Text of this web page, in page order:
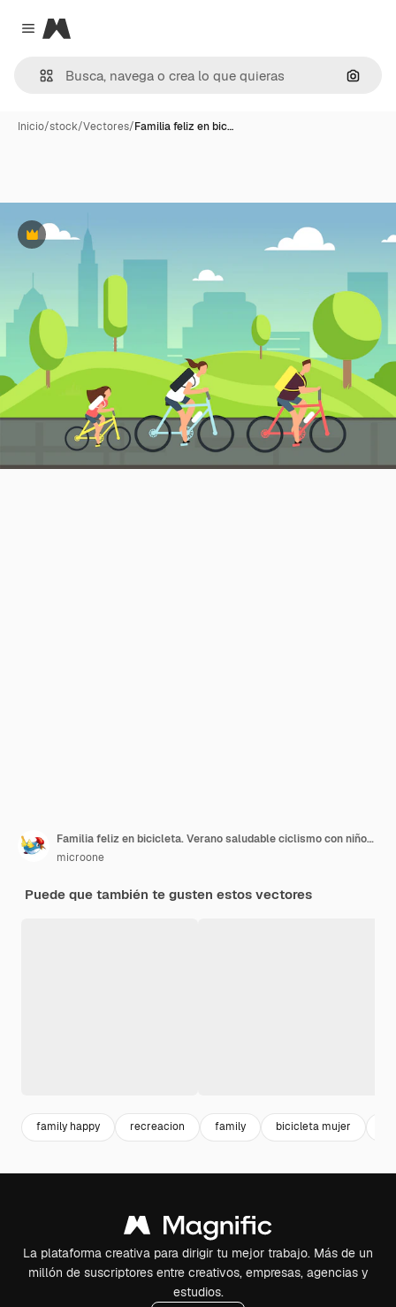
Close menu
Magnific
Inicio/stock/Vectores/Familia feliz en bic…
Premium
Familia feliz en bicicleta. Verano saludable ciclismo con niños en el parque. Las personas activas andan en bicicleta. Estilo de vida deportivo
microone
Puede que también te gusten estos vectores
family happy recreacion family bicicleta mujer
La plataforma creativa para dirigir tu mejor trabajo. Más de un
millón de suscriptores entre creativos, empresas, agencias y
estudios.